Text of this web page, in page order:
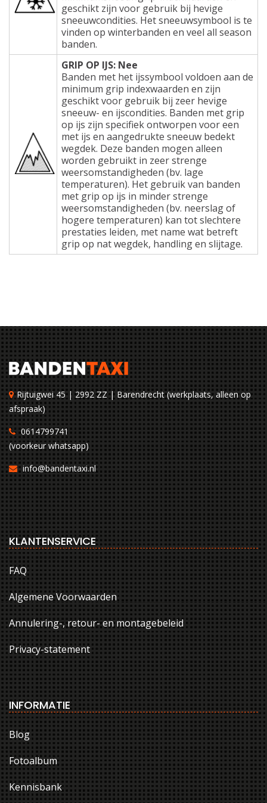
geschikt zijn voor gebruik bij hevige
sneeuwcondities. Het sneeuwsymbool is te
vinden op winterbanden en veel all season
banden.
GRIP OP IJS: Nee
Banden met het ijssymbool voldoen aan de
minimum grip indexwaarden en zijn
geschikt voor gebruik bij zeer hevige
sneeuw- en ijscondities. Banden met grip
op ijs zijn specifiek ontworpen voor een
met ijs en aangedrukte sneeuw bedekt
wegdek. Deze banden mogen alleen
worden gebruikt in zeer strenge
weersomstandigheden (bv. lage
temperaturen). Het gebruik van banden
met grip op ijs in minder strenge
weersomstandigheden (bv. neerslag of
hogere temperaturen) kan tot slechtere
prestaties leiden, met name wat betreft
grip op nat wegdek, handling en slijtage.
Rijtuigwei 45 | 2992 ZZ | Barendrecht (werkplaats, alleen op
afspraak)
0614799741
(voorkeur whatsapp)
info@bandentaxi.nl
KLANTENSERVICE
FAQ
Algemene Voorwaarden
Annulering-, retour- en montagebeleid
Privacy-statement
INFORMATIE
Blog
Fotoalbum
Kennisbank